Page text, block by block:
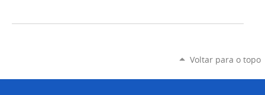
Voltar para o topo